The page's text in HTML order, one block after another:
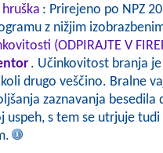
: Prirejeno po NPZ
z nižjim
(ODPIRAJTE V
. Učinkovitost branja
drugo veščino. Bralne
zaznavanja besedila
uspeh, s tem se utrjuje